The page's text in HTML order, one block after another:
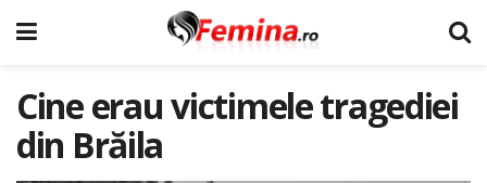
Cine erau victimele tragediei
din Brăila